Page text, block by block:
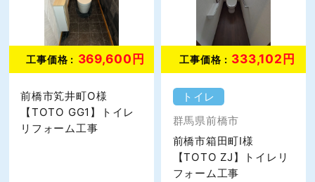
工事価格 : 369,600円
前橋市笂井町O様
【TOTO GG1】トイレ
リフォーム工事
工事価格 : 333,102円
トイレ
群馬県前橋市
前橋市箱田町I様
【TOTO ZJ】トイレリ
フォーム工事